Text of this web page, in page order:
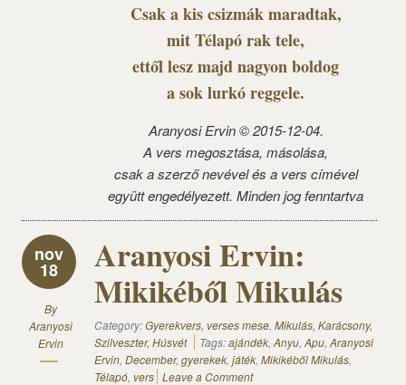
Csak a kis csizmák maradtak,
mit Télapó rak tele,
ettől lesz majd nagyon boldog
a sok lurkó reggele.
Aranyosi Ervin © 2015-12-04.
A vers megosztása, másolása,
csak a szerző nevével és a vers címével
együtt engedélyezett. Minden jog fenntartva
nov
18
By
Aranyosi
Ervin
Aranyosi Ervin:
Mikikéből Mikulás
Category:Gyerekvers, verses mese, Mikulás, Karácsony,
Szilveszter, Húsvét
Tags:ajándék, Anyu, Apu, Aranyosi
Ervin, December, gyerekek, játék, Mikikéből Mikulás,
Télapó, vers Leave a Comment